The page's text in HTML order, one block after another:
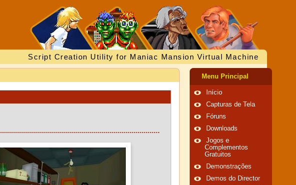
Script Creation Utility for Maniac Mansion Virtual Machine
Menu Principal
Início
Capturas de Tela
Fóruns
Downloads
Jogos e
Complementos
Gratuitos
Demonstrações
Demos do Director